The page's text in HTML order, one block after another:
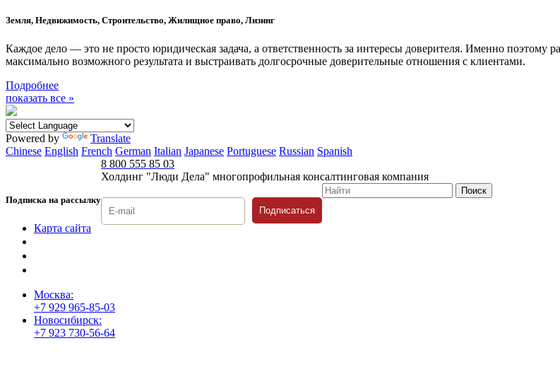
Земля, Недвижимость, Строительство, Жилищное право, Лизинг
Каждое дело — это не просто юридическая задача, а ответственность за интересы доверителя. Именно поэтому
максимально возможного результата и выстраивать долгосрочные доверительные отношения с клиентами.
Подробнее
показать все »
Powered by
Translate
Chinese English French German Italian Japanese Portuguese Russian Spanish
Подписка на рассылку
8 800 555 85 03
Холдинг "Люди Дела" многопрофильная консалтинговая компания
Подписаться
Карта сайта
Москва:
+7 929 965-85-03
Новосибирск:
+7 923 730-56-64